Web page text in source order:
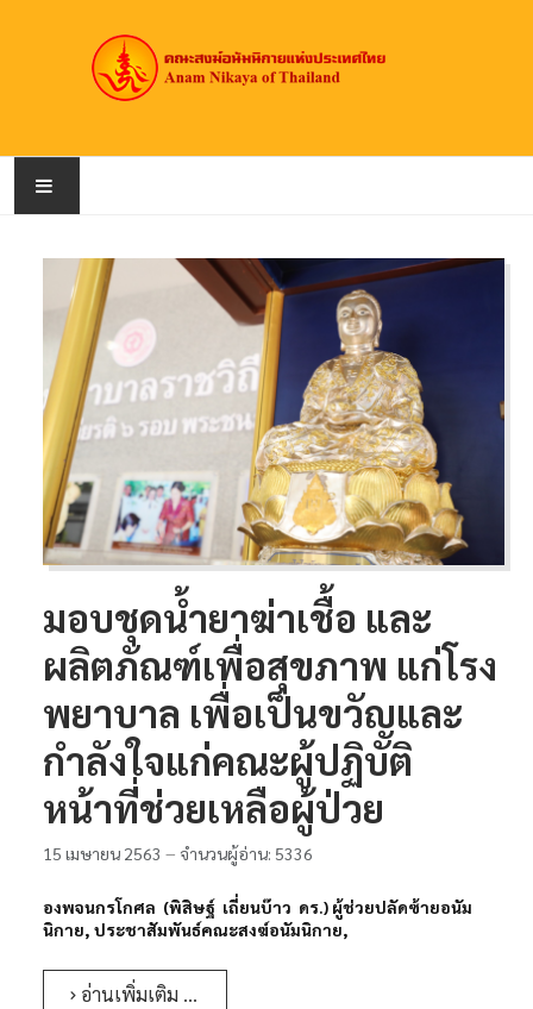
เกี่ยวกับคณะสงฆ์
สมณศักดิ์
วัดอนัมนิกาย
ข่าวประชาสัมพันธ์
ติดต่อเรา
มอบชุดน้ำยาฆ่าเชื้อ และ
ผลิตภัณฑ์เพื่อสุขภาพ แก่โรง
พยาบาล เพื่อเป็นขวัญและ
กำลังใจแก่คณะผู้ปฏิบัติ
หน้าที่ช่วยเหลือผู้ป่วย
15 เมษายน 2563 จำนวนผู้อ่าน: 5336
องพจนกรโกศล (พิสิษฐ์ เถี่ยนบ๊าว ดร.) ผู้ช่วยปลัดซ้ายอนัม
นิกาย, ประชาสัมพันธ์คณะสงฆ์อนัมนิกาย,
อ่านเพิ่มเติม …